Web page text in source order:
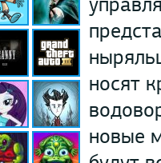
носят
новые